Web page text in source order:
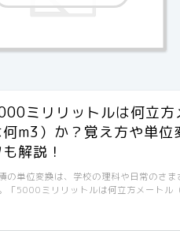
ミリリットルは何立
何m3）か？覚え方や単位
解説！
の単位変換は、学校の理科や日常のさ
「5000ミリリットルは何立方メート